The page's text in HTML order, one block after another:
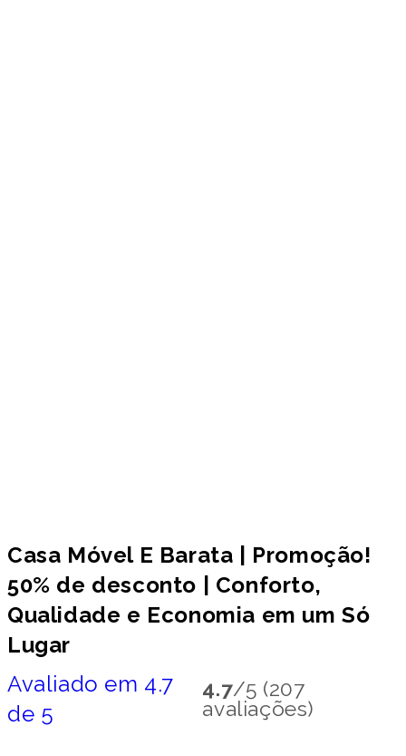
Casa Móvel E Barata | Promoção!
50% de desconto | Conforto,
Qualidade e Economia em um Só
Lugar
Avaliado em 4.7
de 5
4.7/5 (207
avaliações)